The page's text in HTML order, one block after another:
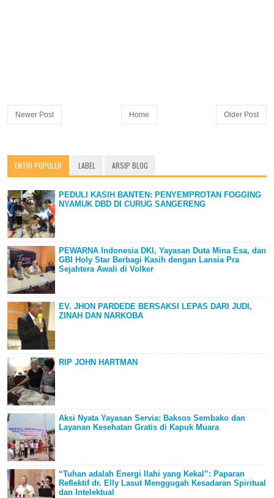
Newer Post Older Post
Home
ENTRI POPULER LABEL ARSIP BLOG
PEDULI KASIH BANTEN: PENYEMPROTAN FOGGING
NYAMUK DBD DI CURUG SANGERENG
PEWARNA Indonesia DKI, Yayasan Duta Mina Esa, dan
GBI Holy Star Berbagi Kasih dengan Lansia Pra
Sejahtera Awali di Volker
EV. JHON PARDEDE BERSAKSI LEPAS DARI JUDI,
ZINAH DAN NARKOBA
RIP JOHN HARTMAN
Aksi Nyata Yayasan Servia: Baksos Sembako dan
Layanan Kesehatan Gratis di Kapuk Muara
“Tuhan adalah Energi Ilahi yang Kekal”: Paparan
Reflektif dr. Elly Lasut Menggugah Kesadaran Spiritual
dan Intelektual